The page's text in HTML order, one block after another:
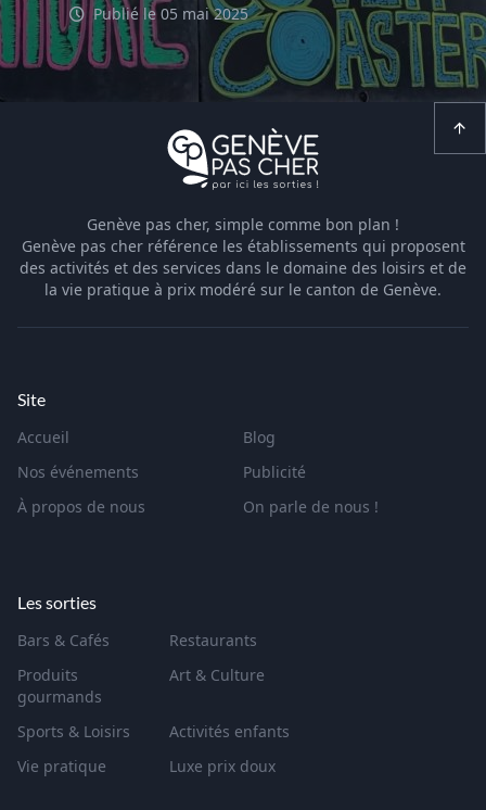
Publié le 05 mai 2025
Genève pas cher, simple comme bon plan !
Genève pas cher référence les établissements qui proposent
des activités et des services dans le domaine des loisirs et de
la vie pratique à prix modéré sur le canton de Genève.
Site
Accueil
Blog
Nos événements
Publicité
À propos de nous
On parle de nous !
Les sorties
Bars & Cafés
Restaurants
Produits
gourmands
Art & Culture
Sports & Loisirs
Activités enfants
Vie pratique
Luxe prix doux